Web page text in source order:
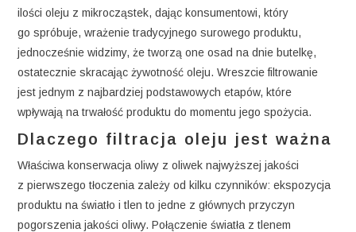
ilości oleju z mikrocząstek, dając konsumentowi, który
go spróbuje, wrażenie tradycyjnego surowego produktu,
jednocześnie widzimy, że tworzą one osad na dnie butelkę,
ostatecznie skracając żywotność oleju. Wreszcie filtrowanie
jest jednym z najbardziej podstawowych etapów, które
wpływają na trwałość produktu do momentu jego spożycia.
Dlaczego filtracja oleju jest ważna
Właściwa konserwacja oliwy z oliwek najwyższej jakości
z pierwszego tłoczenia zależy od kilku czynników: ekspozycja
produktu na światło i tlen to jedne z głównych przyczyn
pogorszenia jakości oliwy. Połączenie światła z tlenem